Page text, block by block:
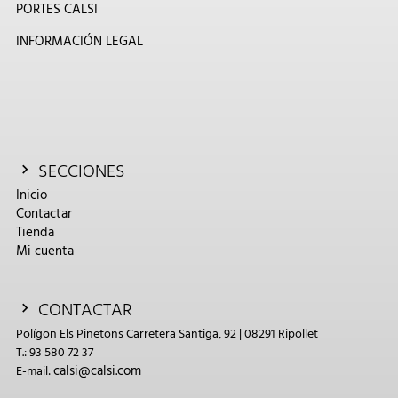
PORTES CALSI
INFORMACIÓN LEGAL
SECCIONES
Inicio
Contactar
Tienda
Mi cuenta
CONTACTAR
Polígon Els Pinetons Carretera Santiga, 92 | 08291 Ripollet
T.: 93 580 72 37
E-mail:calsi@calsi.com